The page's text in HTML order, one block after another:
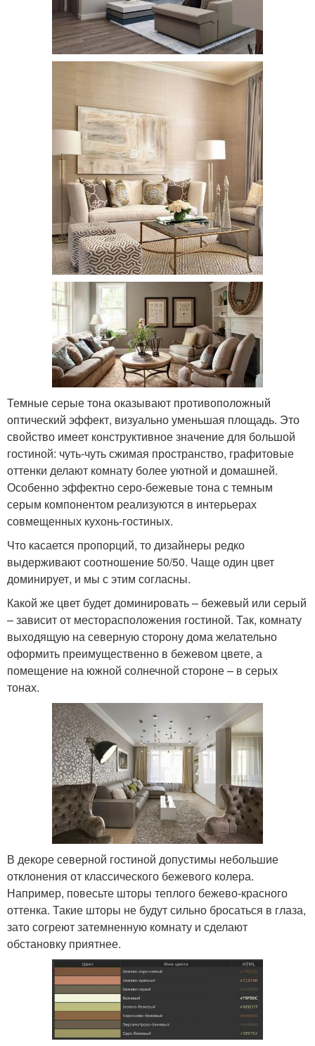
Темные серые тона оказывают противоположный
оптический эффект, визуально уменьшая площадь. Это
свойство имеет конструктивное значение для большой
гостиной: чуть-чуть сжимая пространство, графитовые
оттенки делают комнату более уютной и домашней.
Особенно эффектно серо-бежевые тона с темным
серым компонентом реализуются в интерьерах
совмещенных кухонь-гостиных.
Что касается пропорций, то дизайнеры редко
выдерживают соотношение 50/50. Чаще один цвет
доминирует, и мы с этим согласны.
Какой же цвет будет доминировать – бежевый или серый
– зависит от месторасположения гостиной. Так, комнату
выходящую на северную сторону дома желательно
оформить преимущественно в бежевом цвете, а
помещение на южной солнечной стороне – в серых
тонах.
В декоре северной гостиной допустимы небольшие
отклонения от классического бежевого колера.
Например, повесьте шторы теплого бежево-красного
оттенка. Такие шторы не будут сильно бросаться в глаза,
зато согреют затемненную комнату и сделают
обстановку приятнее.